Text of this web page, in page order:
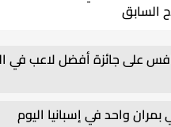
السابق
على جائزة أفضل لاعب في
واحد في إسبانيا اليوم